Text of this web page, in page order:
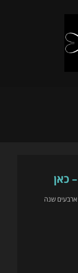
כאן
ארבעים שנה